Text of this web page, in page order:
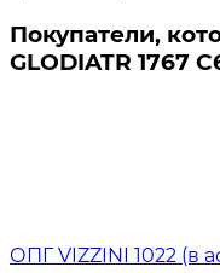
Покупатели,
GLODIATR 1767
ОПГ VIZZINI 1022 (в